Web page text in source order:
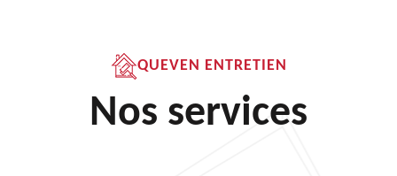
QUEVEN ENTRETIEN
Nos services